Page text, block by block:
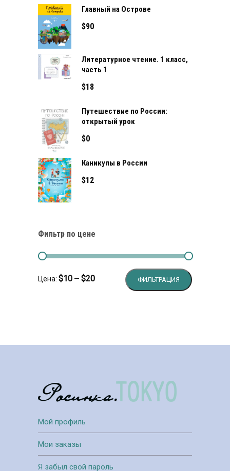
Главный на Острове
$90
Литературное чтение. 1 класс,
часть 1
$18
Путешествие по России:
открытый урок
$0
Каникулы в России
$12
Фильтр по цене
ФИЛЬТРАЦИЯ
Цена: $10 — $20
Мой профиль
Мои заказы
Я забыл свой пароль